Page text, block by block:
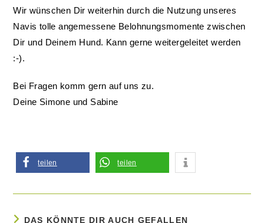
Wir wünschen Dir weiterhin durch die Nutzung unseres
Navis tolle angemessene Belohnungsmomente zwischen
Dir und Deinem Hund. Kann gerne weitergeleitet werden
:-).
Bei Fragen komm gern auf uns zu.
Deine Simone und Sabine
teilen teilen
DAS KÖNNTE DIR AUCH GEFALLEN